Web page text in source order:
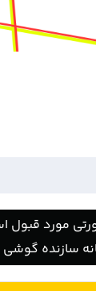
مورد قبول
سازنده